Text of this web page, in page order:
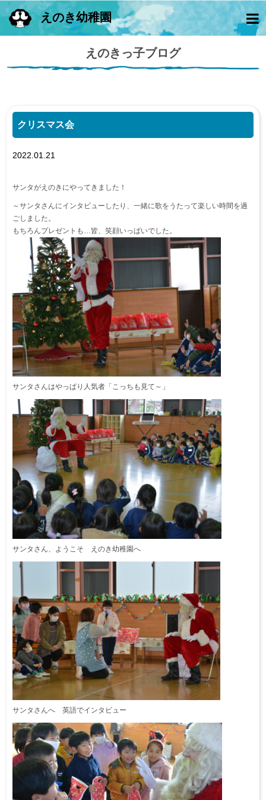
えのき幼稚園
えのきっ子ブログ
クリスマス会
2022.01.21
サンタがえのきにやってきました！
～サンタさんにインタビューしたり、一緒に歌をうたって楽しい時間を過
ごしました。
もちろんプレゼントも…皆、笑顔いっぱいでした。
サンタさんはやっぱり人気者「こっちも見て～」
サンタさん、ようこそ えのき幼稚園へ
サンタさんへ 英語でインタビュー